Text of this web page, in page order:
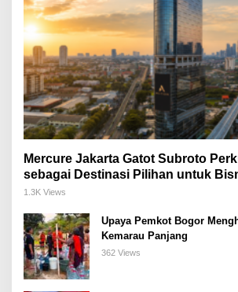
Mercure Jakarta Gatot Subroto
sebagai Destinasi Pilihan untuk
Meeting, dan Kuliner di Jakarta
1.3K Views
Upaya Pemkot Bogor
Kemarau Panjang
362 Views